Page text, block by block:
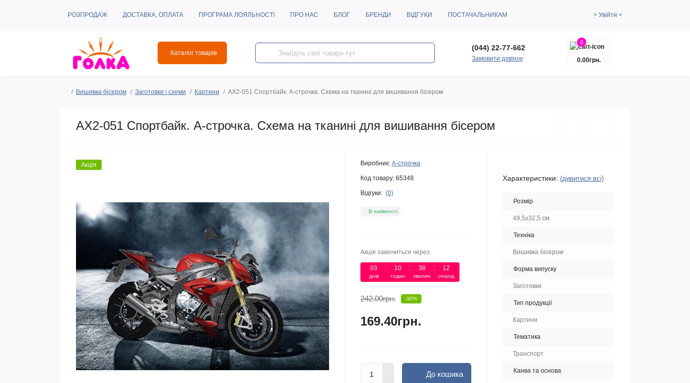
РОЗПРОДАЖ ДОСТАВКА, ОПЛАТА ПРОГРАМА ЛОЯЛЬНОСТІ ПРО НАС БЛОГ БРЕНДИ ВІДГУКИ ПОСТАЧАЛЬНИКАМ > Увійти <
Каталог товарів
(044) 22-77-662
Замовити дзвінок
0
0.00грн.
Вишивка бісером Заготовки і схеми Картини АХ2-051 Спортбайк. А-строчка. Схема на тканині для вишивання бісером
АХ2-051 Спортбайк. А-строчка. Схема на тканині для вишивання бісером
Акція Виробник: А-строчка
Код товару: 65348
Відгуки: (0)
В наявності
Акція закінчиться через:
03
днів
10
годин
38
хвилин
12
секунд
242.00грн. -30%
169.40грн.
До кошика
Характеристики: (дивитися всі)
Розмір
49,5х32,5 см
Техніка
Вишивка бісером
Форма випуску
Заготовки
Тип продукції
Картини
Тематика
Транспорт
Канва та основа